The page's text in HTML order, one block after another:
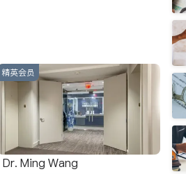
精英会员
Dr. Ming Wang